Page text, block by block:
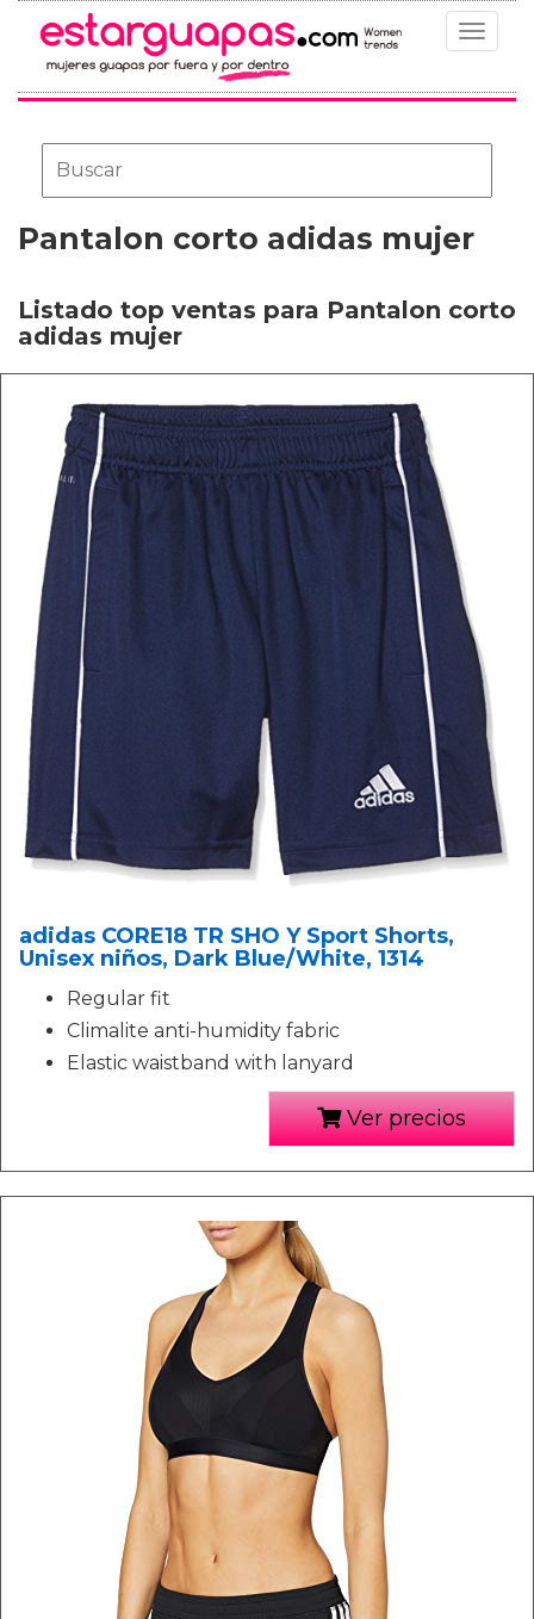
Toggle
Pantalon corto adidas mujer
Listado top ventas para Pantalon corto
adidas mujer
adidas CORE18 TR SHO Y Sport Shorts,
Unisex niños, Dark Blue/White, 1314
Regular fit
Climalite anti-humidity fabric
Elastic waistband with lanyard
Ver precios